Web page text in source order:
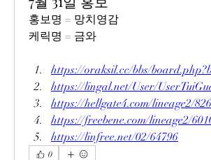
홍보명 = 망치영감
케릭명 = 금와
https://oraksil.cc/bbs/
https://lingal.net/User/
https://hellgate4.com/lineage2/
https://freebene.com/lineage2/
https://linfree.net/02/64796
0